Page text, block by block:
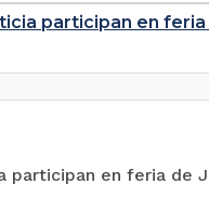
participan en feria
participan en feria de